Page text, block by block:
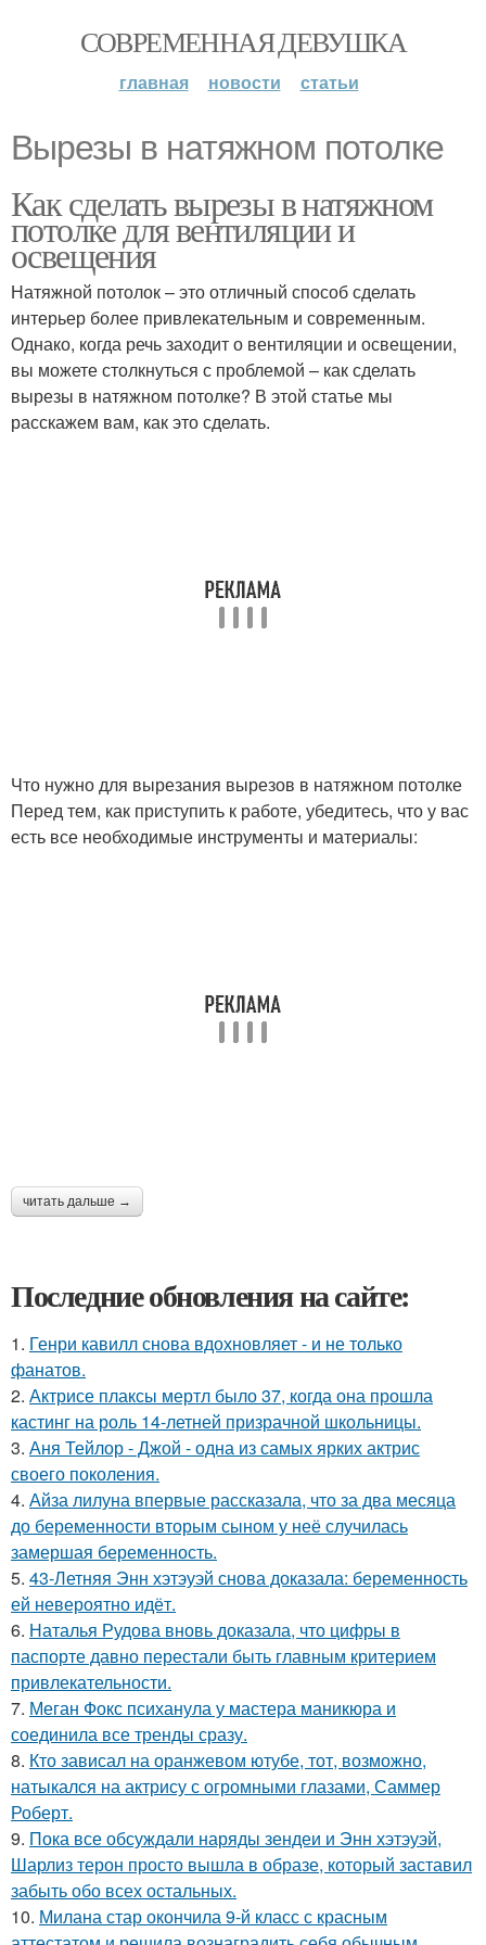
СОВРЕМЕННАЯ ДЕВУШКА
главная новости статьи
Вырезы в натяжном потолке
Как сделать вырезы в натяжном
потолке для вентиляции и
освещения
Натяжной потолок – это отличный способ сделать
интерьер более привлекательным и современным.
Однако, когда речь заходит о вентиляции и освещении,
вы можете столкнуться с проблемой – как сделать
вырезы в натяжном потолке? В этой статье мы
расскажем вам, как это сделать.
Что нужно для вырезания вырезов в натяжном потолке
Перед тем, как приступить к работе, убедитесь, что у вас
есть все необходимые инструменты и материалы:
читать дальше →
Последние обновления на сайте:
1. Генри кавилл снова вдохновляет - и не только
фанатов.
2. Актрисе плаксы мертл было 37, когда она прошла
кастинг на роль 14-летней призрачной школьницы.
3. Аня Тейлор - Джой - одна из самых ярких актрис
своего поколения.
4. Айза лилуна впервые рассказала, что за два месяца
до беременности вторым сыном у неё случилась
замершая беременность.
5. 43-Летняя Энн хэтэуэй снова доказала: беременность
ей невероятно идёт.
6. Наталья Рудова вновь доказала, что цифры в
паспорте давно перестали быть главным критерием
привлекательности.
7. Меган Фокс психанула у мастера маникюра и
соединила все тренды сразу.
8. Кто зависал на оранжевом ютубе, тот, возможно,
натыкался на актрису с огромными глазами, Саммер
Роберт.
9. Пока все обсуждали наряды зендеи и Энн хэтэуэй,
Шарлиз терон просто вышла в образе, который заставил
забыть обо всех остальных.
10. Милана стар окончила 9-й класс с красным